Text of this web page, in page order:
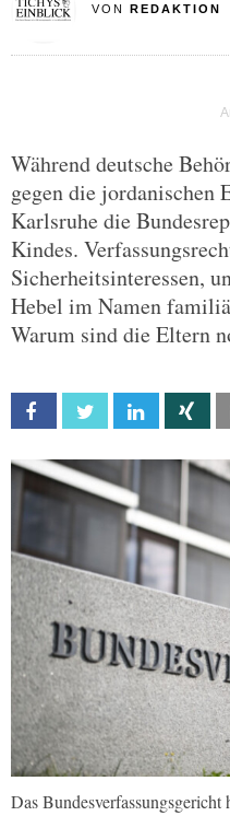
VON REDAKTION
Während deutsche
gegen die jordanischen
Karlsruhe die
Kindes.
Sicherheitsinteressen,
Hebel im Namen
Warum sind die Eltern
Facebook Twitter Linkedin
Das Bundesverfassungsgericht